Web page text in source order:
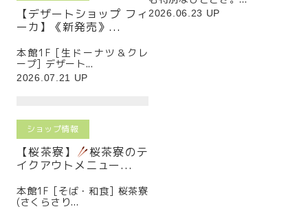
【デザートショップ フィ
ーカ】《新発売》...
本館1F [生ドーナツ＆クレ
ープ] デザート...
2026.07.21 UP
2026.06.23 UP
ショップ情報
【桜茶寮】
桜茶寮のテ
イクアウトメニュー...
本館1F [そば・和食] 桜茶寮
(さくらさり...